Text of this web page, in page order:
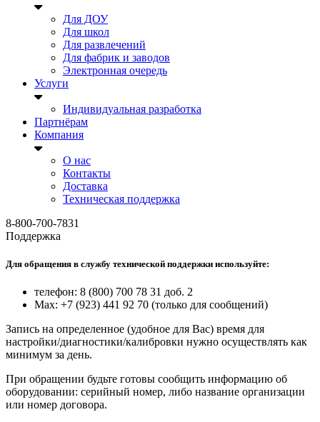
Для ДОУ
Для школ
Для развлечений
Для фабрик и заводов
Электронная очередь
Услуги
Индивидуальная разработка
Партнёрам
Компания
О нас
Контакты
Доставка
Техническая поддержка
8-800-700-7831
Поддержка
Для обращения в службу технической поддержки используйте:
телефон: 8 (800) 700 78 31 доб. 2
Max: +7 (923) 441 92 70 (только для сообщений)
Запись на определенное (удобное для Вас) время для
настройки/диагностики/калибровки нужно осуществлять как
минимум за день.
При обращении будьте готовы сообщить информацию об
оборудовании: серийный номер, либо название организации
или номер договора.